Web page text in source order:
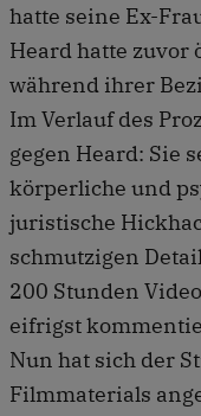
hatte seine Ex-
Heard hatte zuvor
während ihrer
Im Verlauf des
gegen Heard: Sie
körperliche und
juristische
schmutzigen
200 Stunden
eifrigst
Nun hat sich der
Filmmaterials